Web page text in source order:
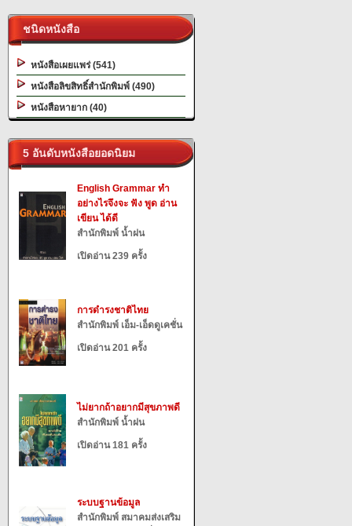
ชนิดหนังสือ
หนังสือเผยแพร่ (541)
หนังสือลิขสิทธิ์สำนักพิมพ์ (490)
หนังสือหายาก (40)
5 อันดับหนังสือยอดนิยม
English Grammar ทำ
อย่างไรจึงจะ ฟัง พูด อ่าน
เขียน ได้ดี
สำนักพิมพ์ น้ำฝน
เปิดอ่าน 239 ครั้ง
การดำรงชาติไทย
สำนักพิมพ์ เอ็ม-เอ็ดดูเคชั่น
เปิดอ่าน 201 ครั้ง
ไม่ยากถ้าอยากมีสุขภาพดี
สำนักพิมพ์ น้ำฝน
เปิดอ่าน 181 ครั้ง
ระบบฐานข้อมูล
สำนักพิมพ์ สมาคมส่งเสริม